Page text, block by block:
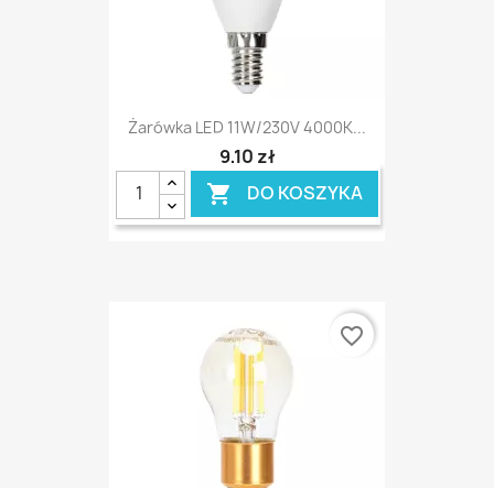
Żarówka LED 11W/230V 4000K...
9,10 zł
 DO KOSZYKA
favorite_border